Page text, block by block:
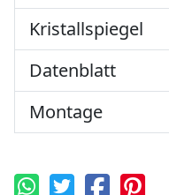
Kristallspiegel
Datenblatt
Montage